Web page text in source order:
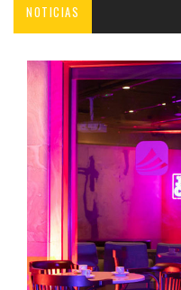
NOTICIAS